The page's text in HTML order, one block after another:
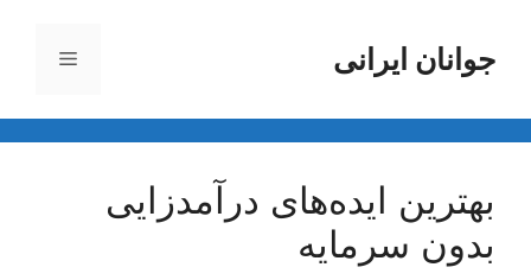
محتواجوانان ایرانی فهرست
بهترین ایده‌های درآمدزایی
بدون سرمایه